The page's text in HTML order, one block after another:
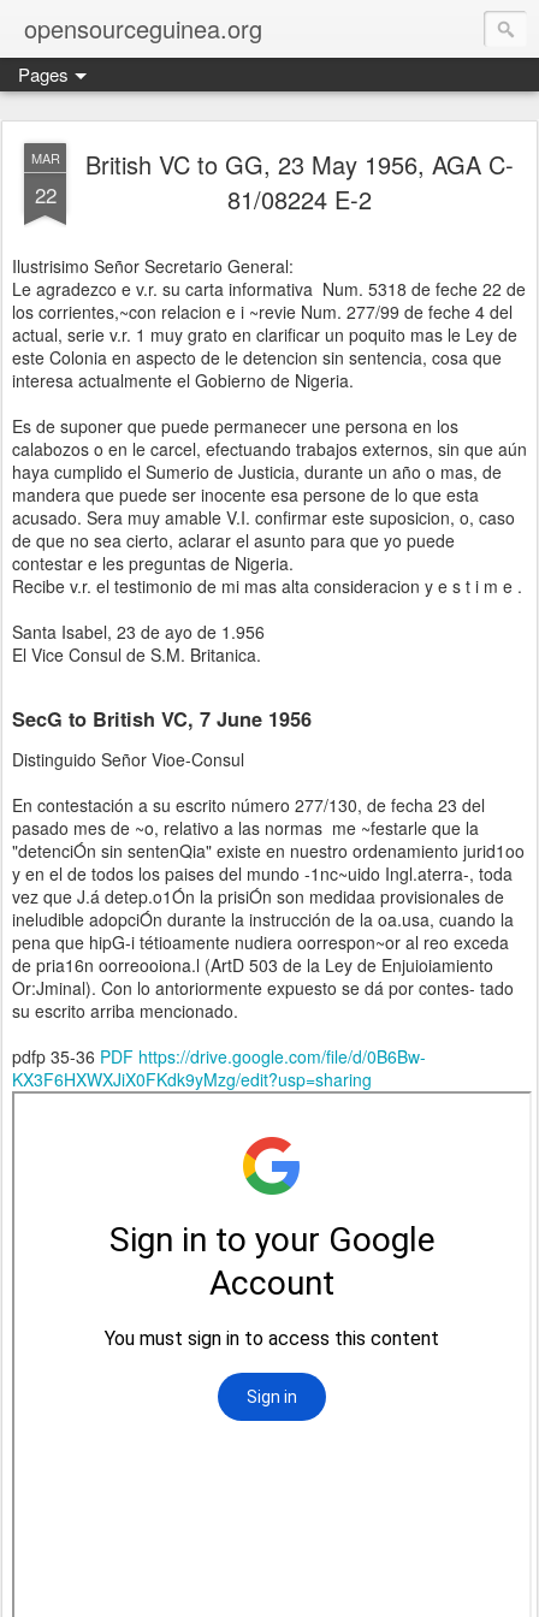
opensourceguinea.org
Pages
MAR
22
British VC to GG, 23 May 1956, AGA C-
81/08224 E-2
Ilustrisimo Señor Secretario General:
Le agradezco e v.r. su carta informativa Num. 5318 de feche 22 de
los corrientes,~con relacion e i ~revie Num. 277/99 de feche 4 del
actual, serie v.r. 1 muy grato en clarificar un poquito mas le Ley de
este Colonia en aspecto de le detencion sin sentencia, cosa que
interesa actualmente el Gobierno de Nigeria.
Es de suponer que puede permanecer une persona en los
calabozos o en le carcel, efectuando trabajos externos, sin que aún
haya cumplido el Sumerio de Justicia, durante un año o mas, de
mandera que puede ser inocente esa persone de lo que esta
acusado. Sera muy amable V.I. confirmar este suposicion, o, caso
de que no sea cierto, aclarar el asunto para que yo puede
contestar e les preguntas de Nigeria.
Recibe v.r. el testimonio de mi mas alta consideracion y e s t i m e .
Santa Isabel, 23 de ayo de 1.956
El Vice Consul de S.M. Britanica.
SecG to British VC, 7 June 1956
Distinguido Señor Vioe-Consul
En contestación a su escrito número 277/130, de fecha 23 del
pasado mes de ~o, relativo a las normas me ~festarle que la
"detenciÓn sin sentenQia" existe en nuestro ordenamiento jurid1oo
y en el de todos los paises del mundo -1nc~uido Ingl.aterra-, toda
vez que J.á detep.o1Ón la prisiÓn son medidaa provisionales de
ineludible adopciÓn durante la instrucción de la oa.usa, cuando la
pena que hipG-i tétioamente nudiera oorrespon~or al reo exceda
de pria16n oorreooiona.l (ArtD 503 de la Ley de Enjuioiamiento
Or:Jminal). Con lo antoriormente expuesto se dá por contes- tado
su escrito arriba mencionado.
pdfp 35-36 PDF https://drive.google.com/file/d/0B6Bw-
KX3F6HXWXJiX0FKdk9yMzg/edit?usp=sharing